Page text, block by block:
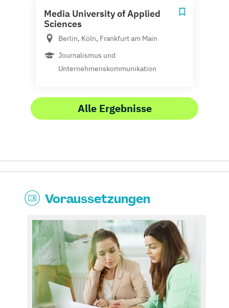
Media University of Applied
Sciences
Berlin, Köln, Frankfurt am Main
Journalismus und
Unternehmenskommunikation
Alle Ergebnisse
Voraussetzungen